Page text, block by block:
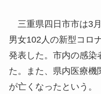
三重県四日市市は3
男女102人の新型コロ
発表した。市内の感染
た。また、県内医療機
が亡くなったという。